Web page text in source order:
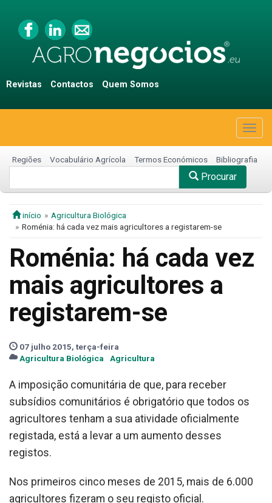
Revistas Contactos Quem Somos
Regiões Vocabulário Agrícola Termos Económicos Bibliografia
Procurar
início
Agricultura Biológica
Roménia: há cada vez mais agricultores a registarem-se
Roménia: há cada vez
mais agricultores a
registarem-se
07 julho 2015, terça-feira
Agricultura Biológica
Agricultura
A imposição comunitária de que, para receber
subsídios comunitários é obrigatório que todos os
agricultores tenham a sua atividade oficialmente
registada, está a levar a um aumento desses
registos.
Nos primeiros cinco meses de 2015, mais de 6.000
agricultores fizeram o seu registo oficial.